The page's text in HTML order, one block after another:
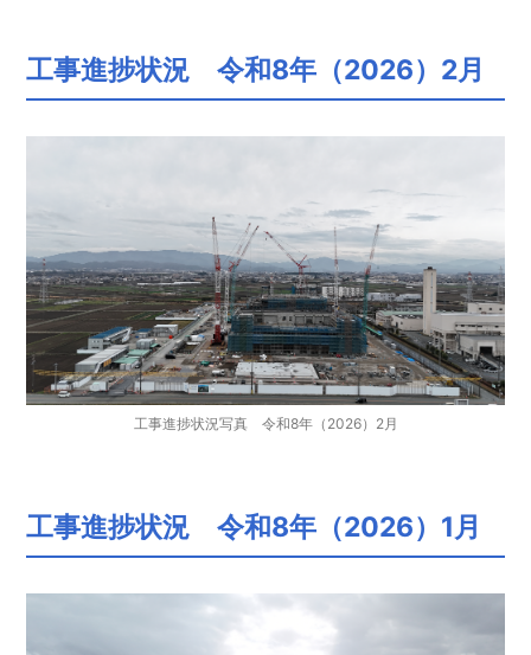
工事進捗状況 令和8年（2026）2月
工事進捗状況写真 令和8年（2026）2月
工事進捗状況 令和8年（2026）1月